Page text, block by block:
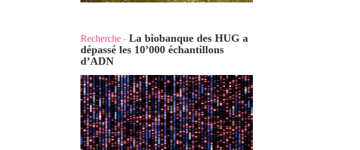
Recherche - La biobanque des HUG a
dépassé les 10’000 échantillons
d’ADN